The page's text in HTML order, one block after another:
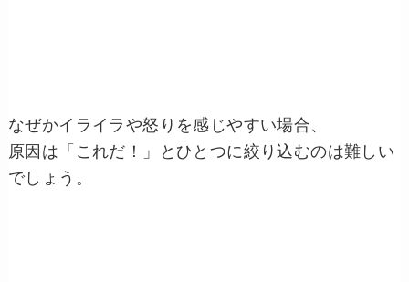
なぜかイライラや怒りを感じやすい場合、
原因は「これだ！」とひとつに絞り込むのは難しい
でしょう。